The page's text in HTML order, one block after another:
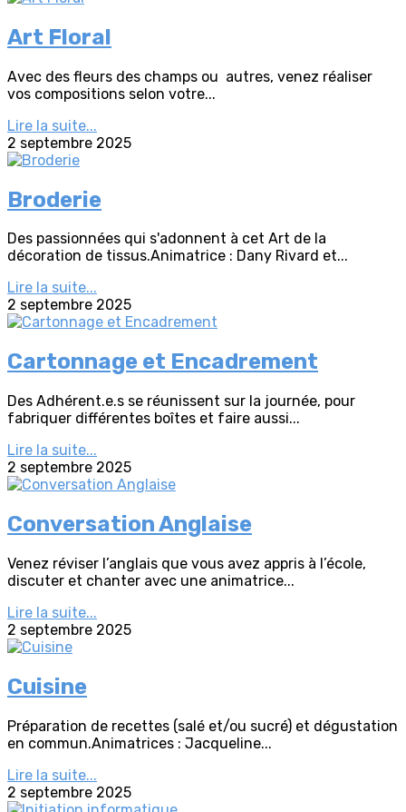
Art Floral
Avec des fleurs des champs ou autres, venez réaliser
vos compositions selon votre...
Lire la suite...
2 septembre 2025
Broderie
Des passionnées qui s'adonnent à cet Art de la
décoration de tissus.Animatrice : Dany Rivard et...
Lire la suite...
2 septembre 2025
Cartonnage et Encadrement
Des Adhérent.e.s se réunissent sur la journée, pour
fabriquer différentes boîtes et faire aussi...
Lire la suite...
2 septembre 2025
Conversation Anglaise
Venez réviser l’anglais que vous avez appris à l’école,
discuter et chanter avec une animatrice...
Lire la suite...
2 septembre 2025
Cuisine
Préparation de recettes (salé et/ou sucré) et dégustation
en commun.Animatrices : Jacqueline...
Lire la suite...
2 septembre 2025